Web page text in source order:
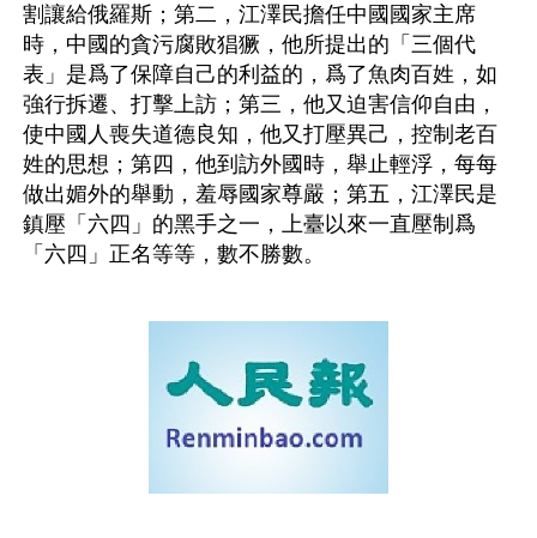
割讓給俄羅斯；第二，江澤民擔任中國國家主席
時，中國的貪污腐敗猖獗，他所提出的「三個代
表」是爲了保障自己的利益的，爲了魚肉百姓，如
強行拆遷、打擊上訪；第三，他又迫害信仰自由，
使中國人喪失道德良知，他又打壓異己，控制老百
姓的思想；第四，他到訪外國時，舉止輕浮，每每
做出媚外的舉動，羞辱國家尊嚴；第五，江澤民是
鎮壓「六四」的黑手之一，上臺以來一直壓制爲
「六四」正名等等，數不勝數。